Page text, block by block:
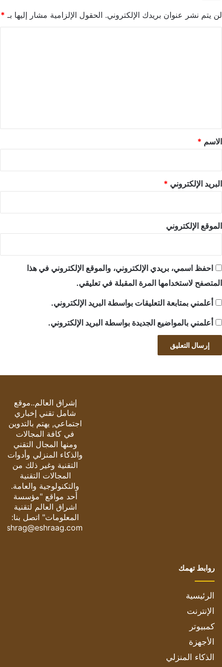
لن يتم نشر عنوان بريدك الإلكتروني. الحقول الإلزامية مشار إليها بـ *
*
الاسم *
البريد الإلكتروني *
الموقع الإلكتروني
احفظ اسمي، بريدي الإلكتروني، والموقع الإلكتروني في هذا
المتصفح لاستخدامها المرة المقبلة في تعليقي.
أعلمني بمتابعة التعليقات بواسطة البريد الإلكتروني.
أعلمني بالمواضيع الجديدة بواسطة البريد الإلكتروني.
إشراق العالم..موقع
شامل تقني إخباري
اجتماعي, يهتم بالتدوين
في كافة المجالات
ومنها المجال التقني
والذكاء المنزلي وأدوات
التقنية وغير ذلك من
المجالات التقنية
والتكنولوجية والعامة.
أحد مواقع "مؤسسة
اشراق العالم لتقنية
المعلومات" اتصل بنا:
eshrag@eshraag.com
روابط تهمك
الرئيسية
الإنترنت
كمبيوتر
الأجهزة
الذكاء المنزلي